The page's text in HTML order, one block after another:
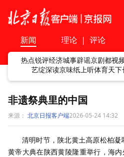
新闻 理论 | 评论
热点锐评经济城事辟谣京剧都视
艺绽深读京味纸上听体育天下
非遗祭典里的中国
来源： 北京日报客户端2026-05-24 14:32
清明时节，陕北黄土高原松柏
黄帝大典在陕西黄陵隆重举行，海